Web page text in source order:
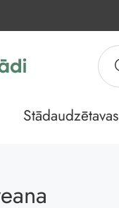
Stādaudzētavas